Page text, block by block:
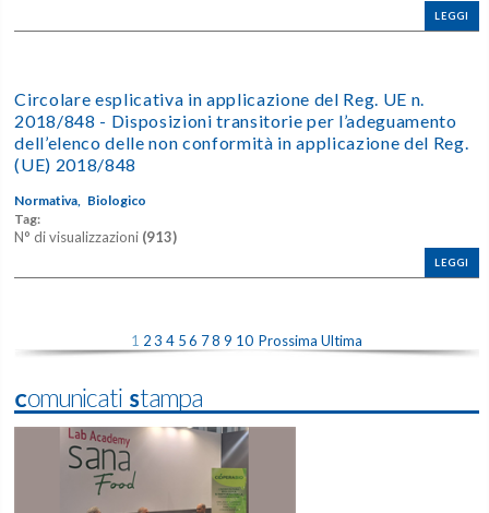
LEGGI
Circolare esplicativa in applicazione del Reg. UE n.
2018/848 - Disposizioni transitorie per l’adeguamento
dell’elenco delle non conformità in applicazione del Reg.
(UE) 2018/848
Normativa,
Biologico
Tag:
N° di visualizzazioni (913)
LEGGI
1 2 3 4 56 78 9 10 Prossima Ultima
Comunicati Stampa